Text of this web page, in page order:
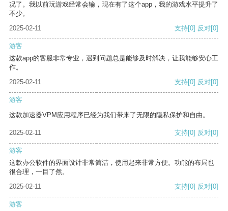
况了。我以前玩游戏经常会输，现在有了这个app，我的游戏水平提升了
不少。
2025-02-11
支持[0] 反对[0]
游客
这款app的客服非常专业，遇到问题总是能够及时解决，让我能够安心工
作。
2025-02-11
支持[0] 反对[0]
游客
这款加速器VPM应用程序已经为我们带来了无限的隐私保护和自由。
2025-02-11 支持[0] 反对[0]
游客
这款办公软件的界面设计非常简洁，使用起来非常方便。功能的布局也
很合理，一目了然。
2025-02-11
支持[0] 反对[0]
游客